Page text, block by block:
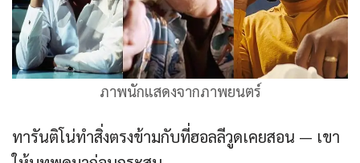
ภาพนักแสดงจากภาพยนตร์
ทารันติโน่ทำสิ่งตรงข้ามกับที่ฮอลลีวูดเคยสอน — เขา